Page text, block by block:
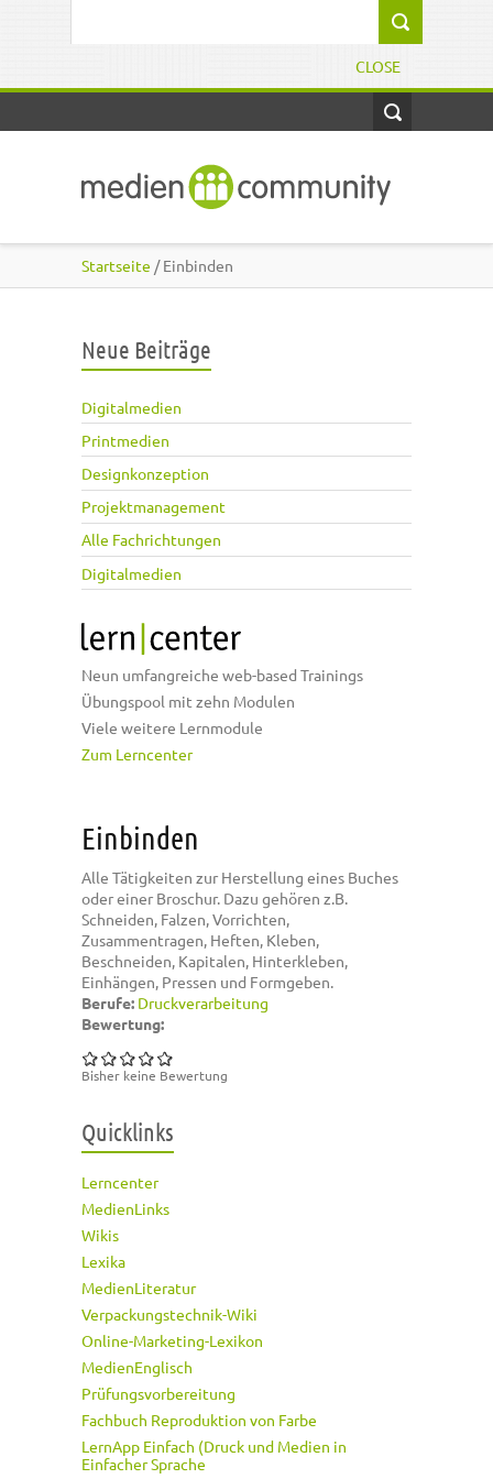
CLOSE
Startseite / Einbinden
Neue Beiträge
Digitalmedien
Printmedien
Designkonzeption
Projektmanagement
Alle Fachrichtungen
Digitalmedien
Neun umfangreiche web-based Trainings
Übungspool mit zehn Modulen
Viele weitere Lernmodule
Zum Lerncenter
Einbinden
Alle Tätigkeiten zur Herstellung eines Buches
oder einer Broschur. Dazu gehören z.B.
Schneiden, Falzen, Vorrichten,
Zusammentragen, Heften, Kleben,
Beschneiden, Kapitalen, Hinterkleben,
Einhängen, Pressen und Formgeben.
Berufe: Druckverarbeitung
Bewertung:
Bisher keine Bewertung
Quicklinks
Lerncenter
MedienLinks
Wikis
Lexika
MedienLiteratur
Verpackungstechnik-Wiki
Online-Marketing-Lexikon
MedienEnglisch
Prüfungsvorbereitung
Fachbuch Reproduktion von Farbe
LernApp Einfach (Druck und Medien in
Einfacher Sprache